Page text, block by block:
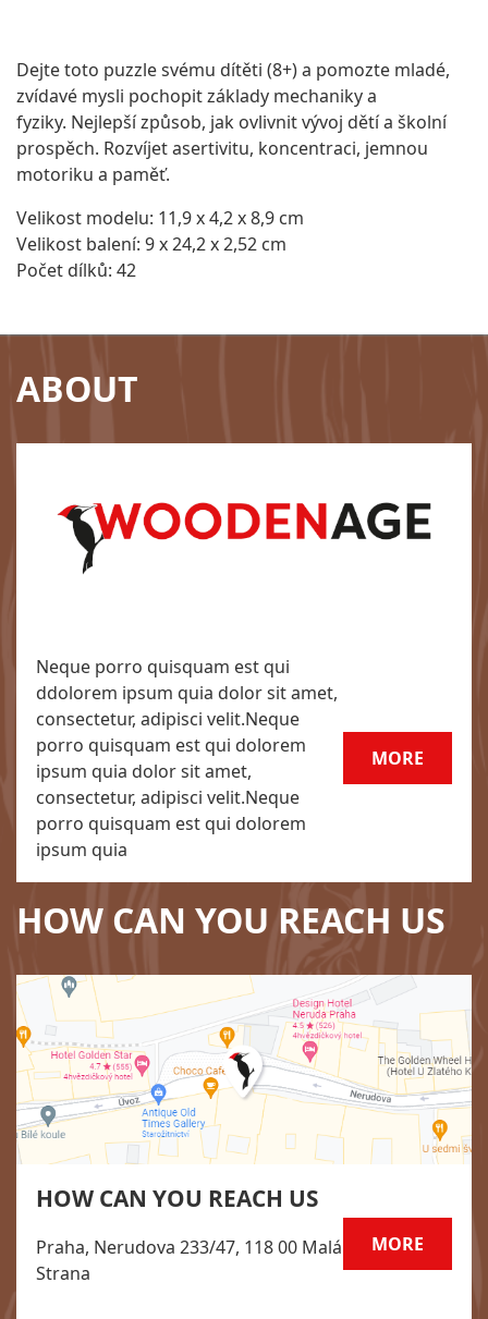
Dejte toto puzzle svému dítěti (8+) a pomozte mladé,
zvídavé mysli pochopit základy mechaniky a
fyziky. Nejlepší způsob, jak ovlivnit vývoj dětí a školní
prospěch. Rozvíjet asertivitu, koncentraci, jemnou
motoriku a paměť.
Velikost modelu: 11,9 x 4,2 x 8,9 cm
Velikost balení: 9 x 24,2 x 2,52 cm
Počet dílků: 42
ABOUT
Neque porro quisquam est qui
ddolorem ipsum quia dolor sit amet,
consectetur, adipisci velit.Neque
porro quisquam est qui dolorem
ipsum quia dolor sit amet,
consectetur, adipisci velit.Neque
porro quisquam est qui dolorem
ipsum quia
MORE
HOW CAN YOU REACH US
HOW CAN YOU REACH US
Praha, Nerudova 233/47, 118 00 Malá
Strana
MORE